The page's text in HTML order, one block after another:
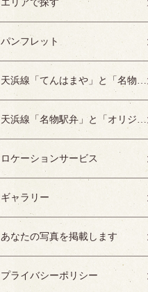
エリアで探す
パンフレット
天浜線「てんはまや」と「名物駅弁」について
天浜線「名物駅弁」と「オリジナルグッズ」
ロケーションサービス
ギャラリー
あなたの写真を掲載します
プライバシーポリシー